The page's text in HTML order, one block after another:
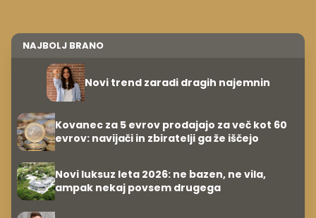
NAJBOLJ BRANO
Novi trend zaradi dragih najemnin
Kovanec za 5 evrov prodajajo za več kot 60
evrov: navijači in zbiratelji ga že iščejo
Novi luksuz leta 2026: ne bazen, ne vila,
ampak nekaj povsem drugega